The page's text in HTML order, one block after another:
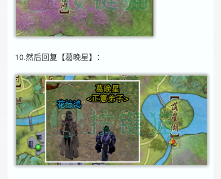
10.然后回复【葛晚星】：